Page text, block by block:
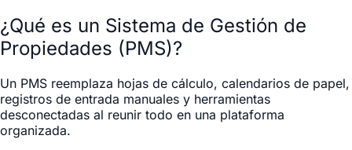
¿Qué es un Sistema de Gestión de
Propiedades (PMS)?
Un PMS reemplaza hojas de cálculo, calendarios de papel,
registros de entrada manuales y herramientas
desconectadas al reunir todo en una plataforma
organizada.